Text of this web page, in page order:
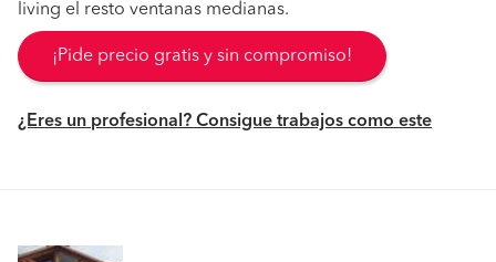
living el resto ventanas medianas.
¡Pide precio gratis y sin compromiso!
¿Eres un profesional? Consigue trabajos como este